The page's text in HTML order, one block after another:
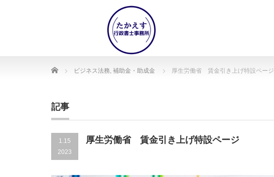
Home ビジネス法務, 補助金・助成金 厚生労働省 賃金引き上げ特設ページ
記事
1.15
2023
厚生労働省 賃金引き上げ特設ページ